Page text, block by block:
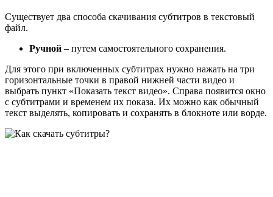
Существует два способа скачивания субтитров в текстовый
файл.
Ручной – путем самостоятельного сохранения.
Для этого при включенных субтитрах нужно нажать на три
горизонтальные точки в правой нижней части видео и
выбрать пункт «Показать текст видео». Справа появится окно
с субтитрами и временем их показа. Их можно как обычный
текст выделять, копировать и сохранять в блокноте или ворде.